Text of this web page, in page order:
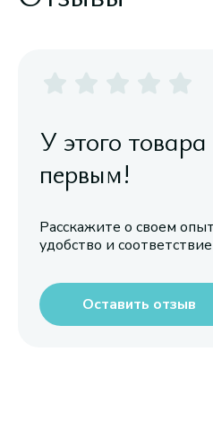
У этого
первым!
Расскажите о своем
удобство и
Оставить отзыв